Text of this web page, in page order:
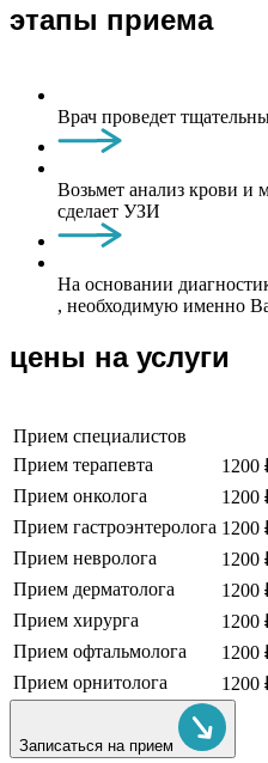
этапы приема
Врач проведет
Возьмет анализ крови и
сделает УЗИ
На основании
, необходимую именно
цены на услуги
Прием специалистов
Прием терапевта
1200
Прием онколога
1200
Прием гастроэнтеролога 1200
Прием невролога
1200
Прием дерматолога
1200
Прием хирурга
1200
Прием офтальмолога
1200
Прием орнитолога
1200
Записаться на прием